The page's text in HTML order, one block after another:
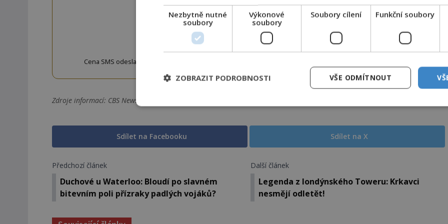
ODEMKNOUT KÓDEM
Cena SMS odeslané na číslo 9033320 je 20 Kč vč. DPH. Službu technicky zajišťuje Airtoy a.s. Infolinka: 602 777 555,
Zdroje informací: CBS News, NBC News, The Seattle Times
Sdílet na Facebooku Sdílet na X
Předchozí článek
Duchové u Waterloo: Bloudí po slavném
bitevním poli přízraky padlých vojáků?
Další článek
Legenda z londýnského Toweru: Krkavci
nesmějí odletět!
Nezbytně nutné
soubory
Výkonové
soubory
Soubory cílení Funkční soubory
VŠE ODMÍTNOUT
ZOBRAZIT PODROBNOSTI